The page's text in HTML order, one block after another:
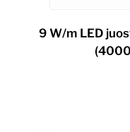
9 W/m LED